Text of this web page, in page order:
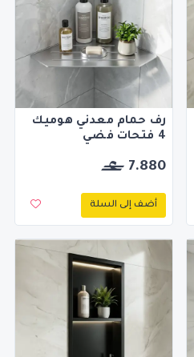
رف حمام معدني هوميك
4 فتحات فضي
7.880
أضف إلى السلة